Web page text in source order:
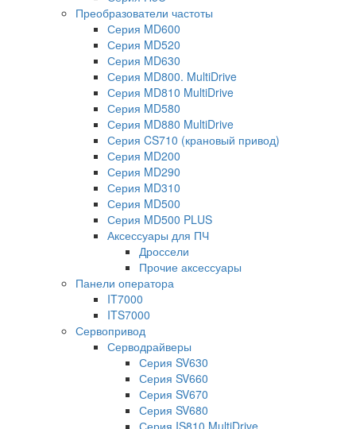
Преобразователи частоты
Серия MD600
Серия MD520
Серия MD630
Серия MD800. MultiDrive
Серия MD810 MultiDrive
Серия MD580
Серия MD880 MultiDrive
Серия CS710 (крановый привод)
Серия MD200
Серия MD290
Серия MD310
Серия MD500
Серия MD500 PLUS
Аксессуары для ПЧ
Дроссели
Прочие аксессуары
Панели оператора
IT7000
ITS7000
Сервопривод
Серводрайверы
Серия SV630
Серия SV660
Серия SV670
Серия SV680